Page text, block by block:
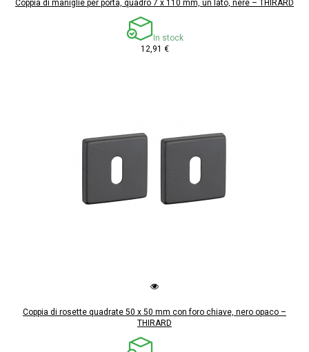
Coppia di maniglie per porta, quadro 7 x 110 mm, un lato, nere – THIRARD
In stock
12,91 €
Coppia di rosette quadrate 50 x 50 mm con foro chiave, nero opaco –
THIRARD